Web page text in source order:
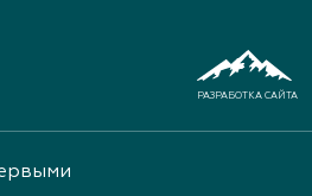
РАЗРАБОТКА САЙТА